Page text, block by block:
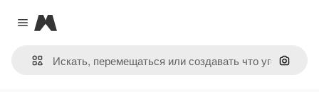
Close menu
Magnific
Поиск